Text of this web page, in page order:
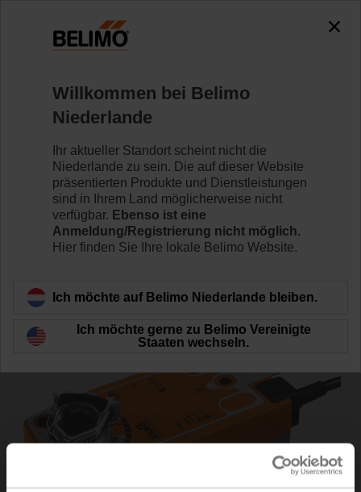
NFA-S2
Mehr erfahren
Zurück zur Produktkategorie
Willkommen bei Belimo
Niederlande
Ihr aktueller Standort scheint nicht die
Niederlande zu sein. Die auf dieser Website
präsentierten Produkte und Dienstleistungen
sind in Ihrem Land möglicherweise nicht
verfügbar. Ebenso ist eine
Anmeldung/Registrierung nicht möglich.
Hier finden Sie Ihre lokale Belimo Website.
Ich möchte auf Belimo Niederlande bleiben.
Ich möchte gerne zu Belimo Vereinigte
Staaten wechseln.